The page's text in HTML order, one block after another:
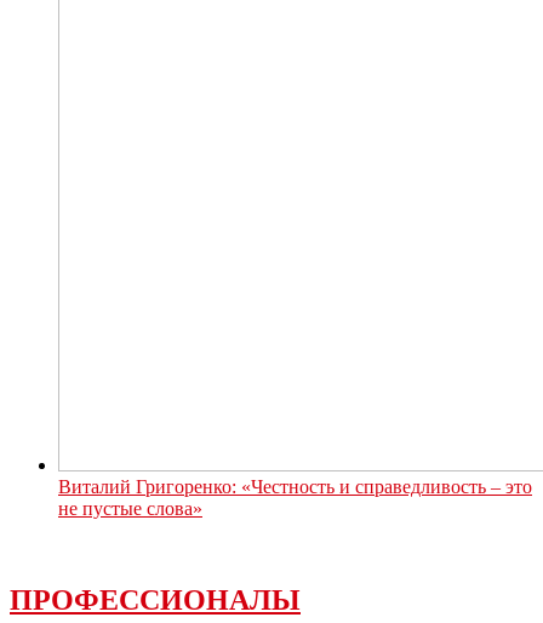
Виталий Григоренко: «Честность и справедливость – это
не пустые слова»
ПРОФЕССИОНАЛЫ